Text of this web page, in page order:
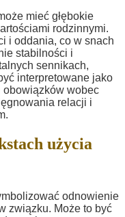
mieć głębokie
rodzinnymi.
i oddania, co w snach
stabilności i
sennikach,
interpretowane jako
obowiązków wobec
relacji i
użycia
odnowienie
związku. Może to być